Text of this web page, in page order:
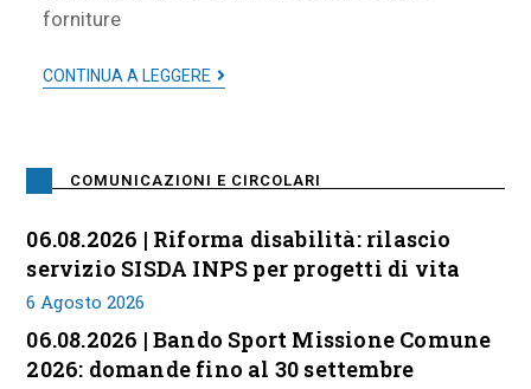
forniture
CONTINUA A LEGGERE
COMUNICAZIONI E CIRCOLARI
06.08.2026 | Riforma disabilità: rilascio
servizio SISDA INPS per progetti di vita
6 Agosto 2026
06.08.2026 | Bando Sport Missione Comune
2026: domande fino al 30 settembre